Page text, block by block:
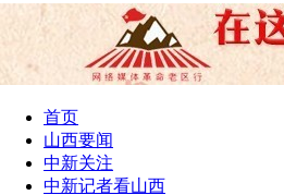
首页
山西要闻
中新关注
中新记者看山西